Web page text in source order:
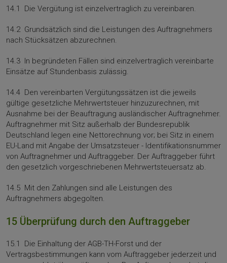
14.1 Die Vergütung ist einzelvertraglich zu vereinbaren.
14.2 Grundsätzlich sind die Leistungen des Auftragnehmers
nach Stücksätzen abzurechnen.
14.3 In begründeten Fällen sind einzelvertraglich vereinbarte
Einsätze auf Stundenbasis zulässig.
14.4 Den vereinbarten Vergütungssätzen ist die jeweils
gültige gesetzliche Mehrwertsteuer hinzuzurechnen, mit
Ausnahme bei der Beauftragung ausländischer Auftragnehmer.
Auftragnehmer mit Sitz außerhalb der Bundesrepublik
Deutschland legen eine Nettorechnung vor; bei Sitz in einem
EU-Land mit Angabe der Umsatzsteuer - Identifikationsnummer
von Auftragnehmer und Auftraggeber. Der Auftraggeber führt
den gesetzlich vorgeschriebenen Mehrwertsteuersatz ab.
14.5 Mit den Zahlungen sind alle Leistungen des
Auftragnehmers abgegolten.
15 Überprüfung durch den Auftraggeber
15.1 Die Einhaltung der AGB-TH-Forst und der
Vertragsbestimmungen kann vom Auftraggeber je­derzeit und